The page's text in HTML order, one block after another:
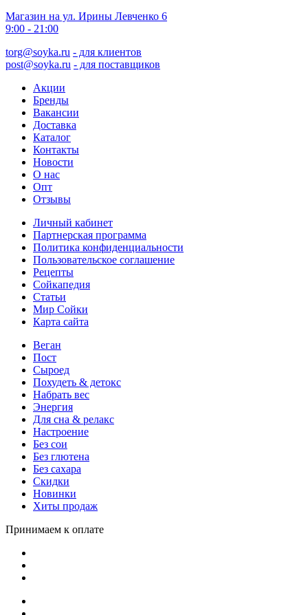
Магазин на ул. Ирины Левченко 6
9:00 - 21:00
torg@soyka.ru - для клиентов
post@soyka.ru - для поставщиков
Акции
Бренды
Вакансии
Доставка
Каталог
Контакты
Новости
О нас
Опт
Отзывы
Личный кабинет
Партнерская программа
Политика конфиденциальности
Пользовательское соглашение
Рецепты
Сойкапедия
Статьи
Мир Сойки
Карта сайта
Веган
Пост
Сыроед
Похудеть & детокс
Набрать вес
Энергия
Для сна & релакс
Настроение
Без сои
Без глютена
Без сахара
Скидки
Новинки
Хиты продаж
Принимаем к оплате